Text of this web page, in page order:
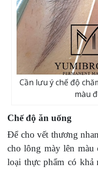
Cần lưu ý chế độ
màu
Chế độ ăn uống
Để cho vết thương
cho lông mày lên màu
loại thực phẩm có khả